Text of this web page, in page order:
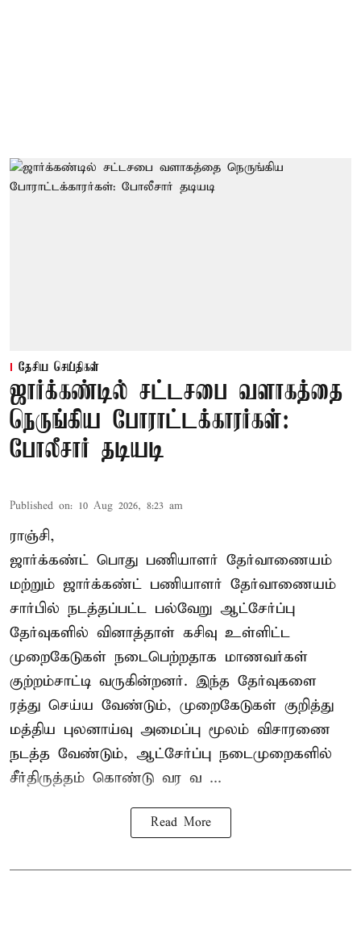
தேசிய செய்திகள்
ஜார்க்கண்டில் சட்டசபை வளாகத்தை
நெருங்கிய போராட்டக்காரர்கள்:
போலீசார் தடியடி
Published on: 10 Aug 2026, 8:23 am
ராஞ்சி,
ஜார்க்கண்ட் பொது பணியாளர் தேர்வாணையம்
மற்றும் ஜார்க்கண்ட் பணியாளர் தேர்வாணையம்
சார்பில் நடத்தப்பட்ட பல்வேறு ஆட்சேர்ப்பு
தேர்வுகளில் வினாத்தாள் கசிவு உள்ளிட்ட
முறைகேடுகள் நடைபெற்றதாக மாணவர்கள்
குற்றம்சாட்டி வருகின்றனர். இந்த தேர்வுகளை
ரத்து செய்ய வேண்டும், முறைகேடுகள் குறித்து
மத்திய புலனாய்வு அமைப்பு மூலம் விசாரணை
நடத்த வேண்டும், ஆட்சேர்ப்பு நடைமுறைகளில்
சீர்திருத்தம் கொண்டு வர வ ...
Read More